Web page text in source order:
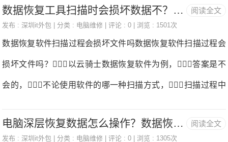
恢复。二、下载云骑士数据恢复软件到电脑记得不能将
软件下载安装在丢失盘中数据恢复，如你恢复的是
C盘数据，则需要将软件安装在C盘以外的磁
分析，希望对你有所帮助！数据恢复后照片只打开一截
数据恢复。3、照片文件发生覆盖：出现恢复的照片只打开一
截也可能是因为数据覆盖原因导致的，照片在数据恢复时无
阅读全文
数据恢复工具扫描时会损坏数据不？如何有效避免恢复的文件损坏
发布 : 深圳it外包 | 分类 : 电脑维修 | 评论 : 0 | 浏览 : 1501次
数据恢复软件扫描过程会损坏文件吗数据恢复软件扫描过程会
损坏文件吗？以云骑士数据恢复软件为例，答案是不
会的，不论使用软件的哪一种扫描方式，扫描过程中
需要恢复数据的磁盘中，造成数据覆盖而损坏文件数据恢
阅读全文
电脑深层恢复数据怎么操作？数据恢复软件帮助实现！
发布 : 深圳it外包 | 分类 : 电脑维修 | 评论 : 0 | 浏览 : 1305次